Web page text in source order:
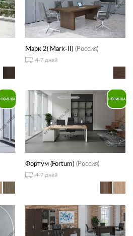
Марк 2( Mark-II) (Россия)
4-7 дней
Фортум (Fortum) (Россия)
4-7 дней